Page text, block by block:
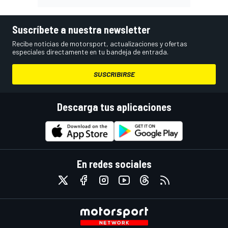
Suscríbete a nuestra newsletter
Recibe noticias de motorsport, actualizaciones y ofertas
especiales directamente en tu bandeja de entrada.
SUSCRIBIRSE
Descarga tus aplicaciones
En redes sociales